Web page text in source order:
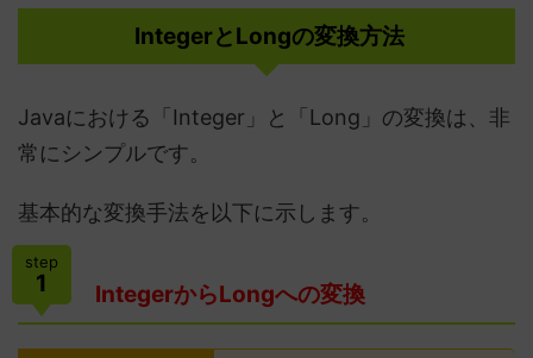
IntegerとLongの変換方法
Javaにおける「Integer」と「Long」の変換は、非
常にシンプルです。
基本的な変換手法を以下に示します。
step
1 IntegerからLongへの変換